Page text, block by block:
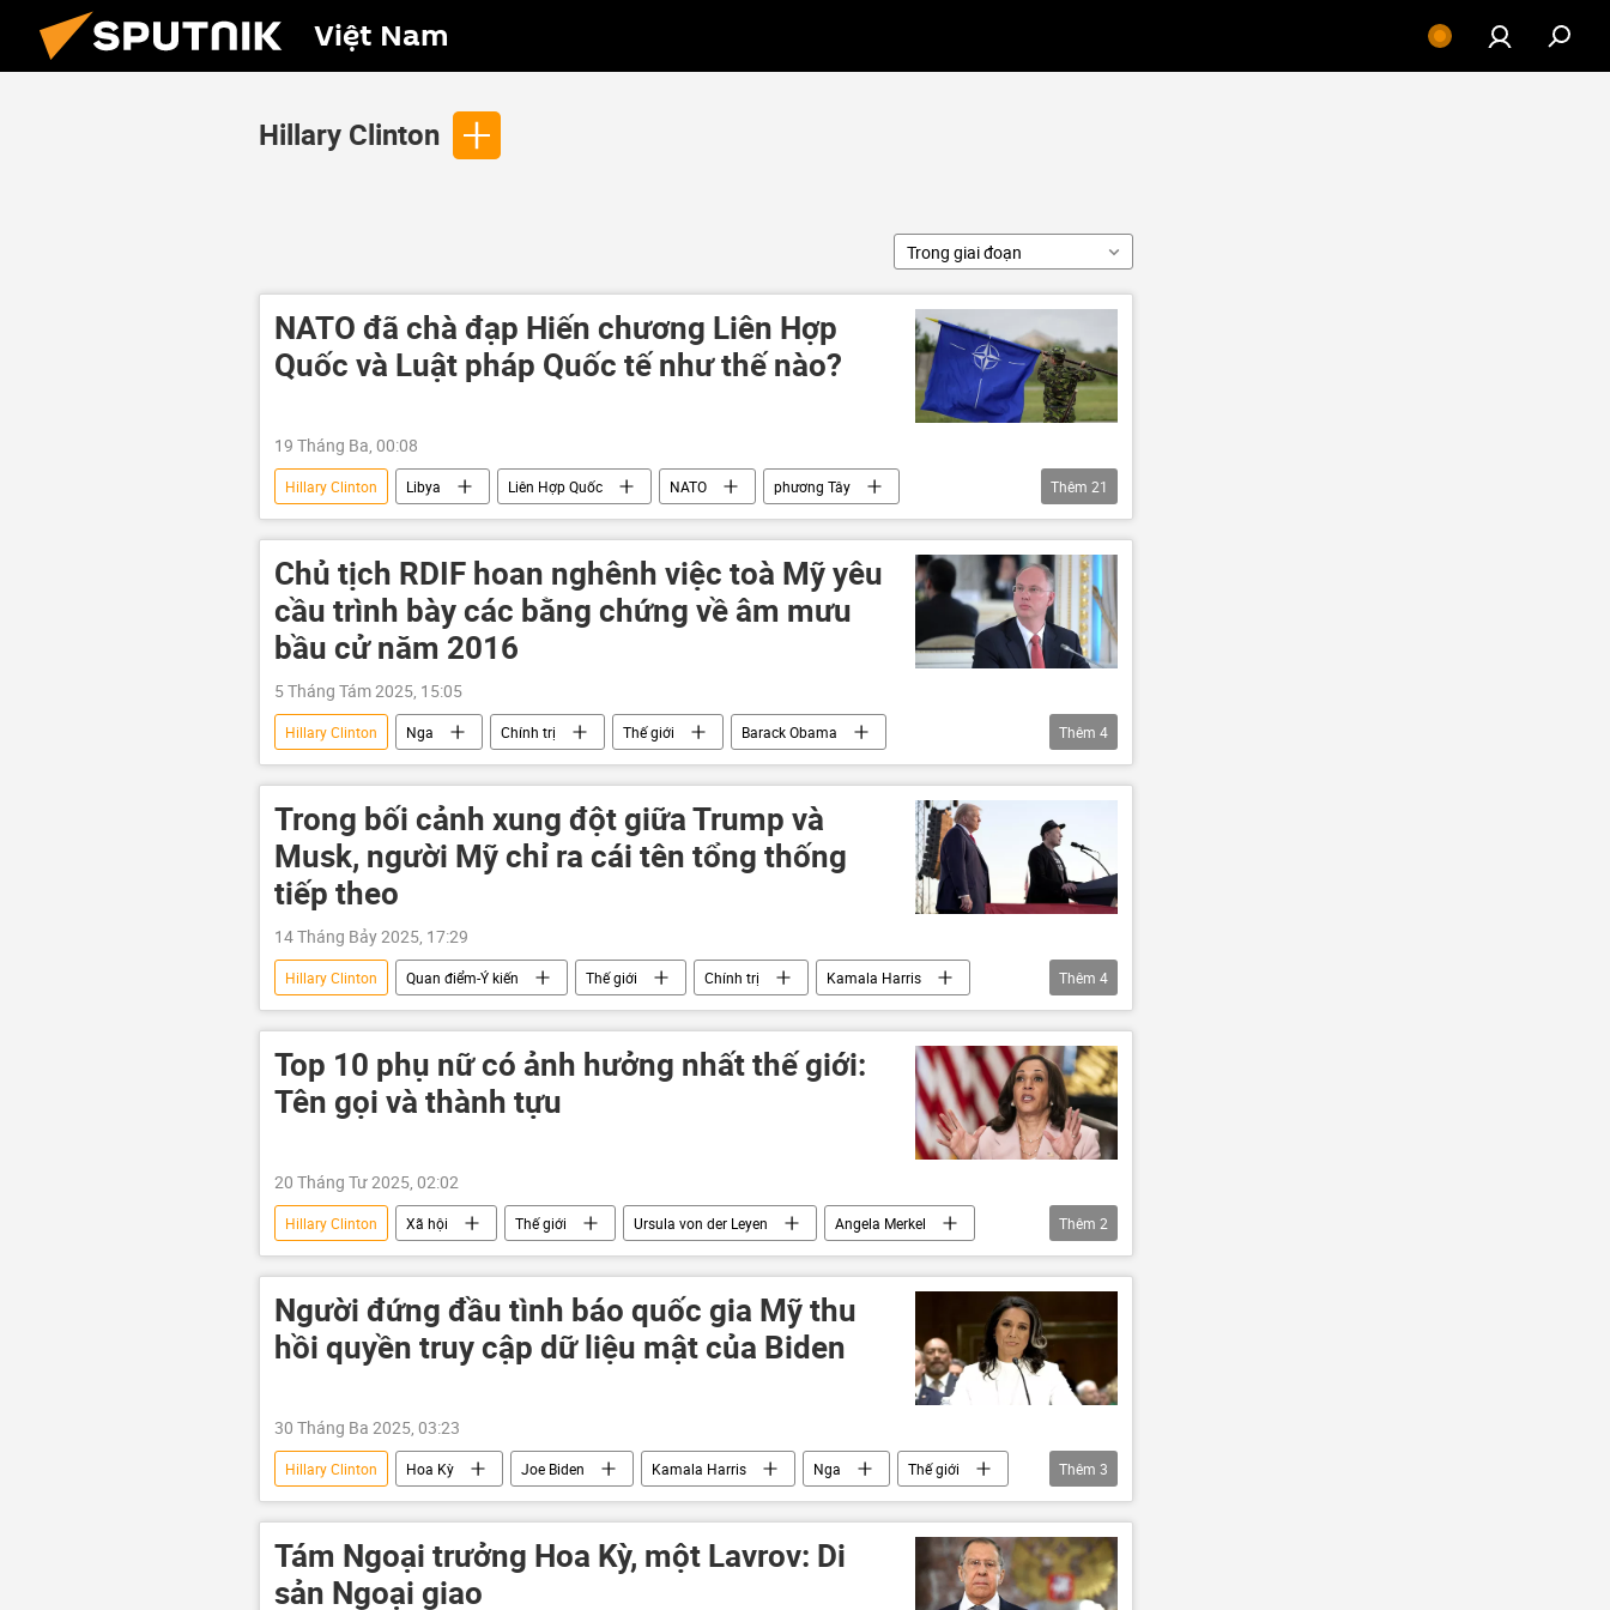
Việt Nam
Hillary Clinton
Trong giai đoạn
NATO đã chà đạp Hiến chương Liên Hợp
Quốc và Luật pháp Quốc tế như thế nào?
19 Tháng Ba, 00:08
Hillary Clinton Libya Liên Hợp Quốc NATO
phương Tây
Muammar Gaddafi
Chính phủ Mỹ Latinh Venezuela
Cuba
Liên Xô
Kavkaz Trung Quốc Nga
Paris
London
Anh Pháp OSCE New York
Hoa Kỳ
Quan điểm-Ý kiến
chuyên gia
Thêm 21
Chủ tịch RDIF hoan nghênh việc toà Mỹ yêu
cầu trình bày các bằng chứng về âm mưu
bầu cử năm 2016
5 Tháng Tám 2025, 15:05
Hillary Clinton Nga Chính trị Thế giới
Barack Obama
Donald Trump
Hoa Kỳ Tòa án Pháp luật Joe Biden
Thêm 4
Trong bối cảnh xung đột giữa Trump và
Musk, người Mỹ chỉ ra cái tên tổng thống
tiếp theo
14 Tháng Bảy 2025, 17:29
Hillary Clinton Quan điểm-Ý kiến Thế giới Chính trị
Kamala Harris
Donald Trump
Elon Musk Joe Biden Sputnik
Thêm 4
Top 10 phụ nữ có ảnh hưởng nhất thế giới:
Tên gọi và thành tựu
20 Tháng Tư 2025, 02:02
Hillary Clinton Xã hội Thế giới Ursula von der Leyen
Angela Merkel
Michelle Obama
Kamala Harris
Thêm 2
Người đứng đầu tình báo quốc gia Mỹ thu
hồi quyền truy cập dữ liệu mật của Biden
30 Tháng Ba 2025, 03:23
Hillary Clinton Hoa Kỳ Joe Biden Kamala Harris Nga
Thế giới
Chính trị
phương Tây thông tin
Thêm 3
Tám Ngoại trưởng Hoa Kỳ, một Lavrov: Di
sản Ngoại giao